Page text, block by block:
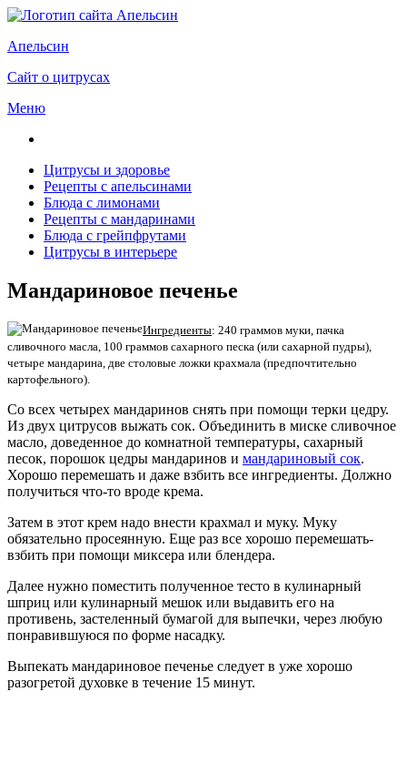
Апельсин
Сайт о цитрусах
Меню
Цитрусы и здоровье
Рецепты с апельсинами
Блюда с лимонами
Рецепты с мандаринами
Блюда с грейпфрутами
Цитрусы в интерьере
Мандариновое печенье
Ингредиенты: 240 граммов муки, пачка
сливочного масла, 100 граммов сахарного песка (или сахарной пудры),
четыре мандарина, две столовые ложки крахмала (предпочтительно
картофельного).
Со всех четырех мандаринов снять при помощи терки цедру.
Из двух цитрусов выжать сок. Объединить в миске сливочное
масло, доведенное до комнатной температуры, сахарный
песок, порошок цедры мандаринов и мандариновый сок.
Хорошо перемешать и даже взбить все ингредиенты. Должно
получиться что-то вроде крема.
Затем в этот крем надо внести крахмал и муку. Муку
обязательно просеянную. Еще раз все хорошо перемешать-
взбить при помощи миксера или блендера.
Далее нужно поместить полученное тесто в кулинарный
шприц или кулинарный мешок или выдавить его на
противень, застеленный бумагой для выпечки, через любую
понравившуюся по форме насадку.
Выпекать мандариновое печенье следует в уже хорошо
разогретой духовке в течение 15 минут.